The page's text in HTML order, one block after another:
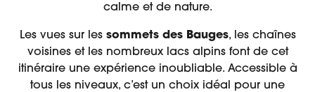
calme et de nature.
Les vues sur lessommets des Bauges, les chaînes
voisines et les nombreux lacs alpins font de cet
itinéraire une expérience inoubliable. Accessible à
tous les niveaux, c’est un choix idéal pour une